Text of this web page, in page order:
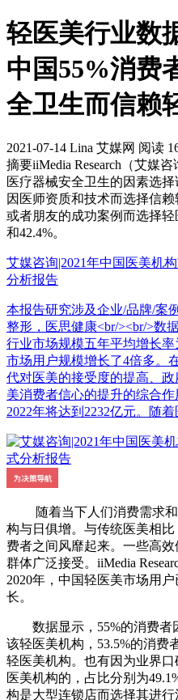
轻医美行业数
中国55%消费
全卫生而信赖
2021-07-14 Lina 艾媒网 阅读
摘要iiMedia Research（艾媒
医疗器械安全卫生的因素选
因医师资质和技术而选择信
或者朋友的成功案例而选择
和42.4%。
艾媒咨询|2021年中国医美机
分析报告
本报告研究涉及企业/品牌/案
整形，医思健康<br/><br/>数
行业市场规模五年平均增长
市场用户规模增长了4倍多。
代对医美的接受度的提高、
美消费者信心的提升的综合
2022年将达到2232亿元。随
随着当下人们消费需求和
构与日俱增。与传统医美相
费者之间风靡起来。一些高
群体广泛接受。iiMedia
2020年，中国轻医美市场用
长。
数据显示，55%的消费者
该轻医美机构，53.5%的消费
轻医美机构。也有因为业界
医美机构的，占比分别为
构是大型连锁店而选择其进